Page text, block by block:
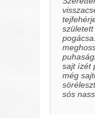
sajt ízét
még
sós